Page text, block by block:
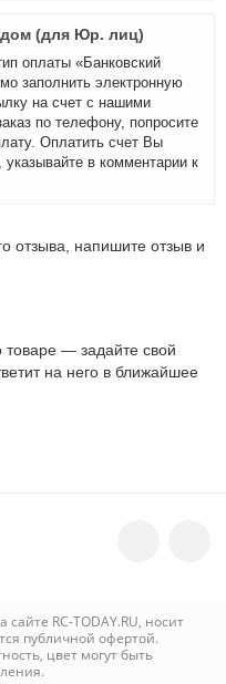
(для Юр. лиц)
оплаты «Банковский
заполнить электронную
на счет с нашими
по телефону, попросите
Оплатить счет Вы
в комментарии к
отзыва, напишите отзыв и
товаре — задайте свой
на него в ближайшее
RC-TODAY.RU, носит
публичной офертой.
цвет могут быть